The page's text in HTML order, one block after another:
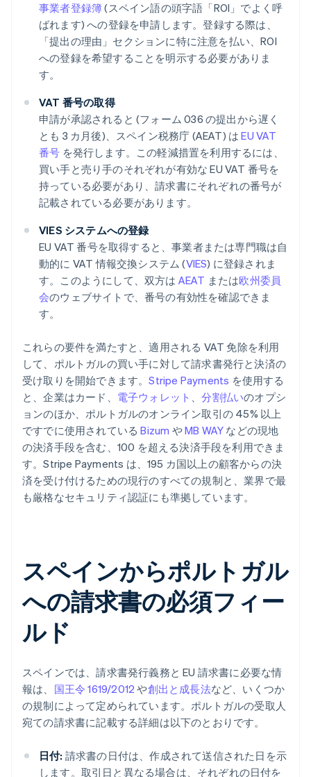
事業者登録簿(スペイン語の頭字語「ROI」でよく呼
ばれます) への登録を申請します。登録する際は、
「提出の理由」セクションに特に注意を払い、ROI
への登録を希望することを明示する必要がありま
す。
VAT 番号の取得
申請が承認されると (フォーム 036 の提出から遅く
とも 3 カ月後)、スペイン税務庁 (AEAT) はEU VAT
番号 を発行します。この軽減措置を利用するには、
買い手と売り手のそれぞれが有効な EU VAT 番号を
持っている必要があり、請求書にそれぞれの番号が
記載されている必要があります。
VIES システムへの登録
EU VAT 番号を取得すると、事業者または専門職は自
動的に VAT 情報交換システム (VIES) に登録されま
す。このようにして、双方は AEAT または欧州委員
会のウェブサイトで、番号の有効性を確認できま
す。
これらの要件を満たすと、適用される VAT 免除を利用
して、ポルトガルの買い手に対して請求書発行と決済の
受け取りを開始できます。Stripe Payments を使用する
と、企業はカード、 電子ウォレット 、分割払いのオプシ
ョンのほか、ポルトガルのオンライン取引の 45% 以上
ですでに使用されているBizum やMB WAY などの現地
の決済手段を含む、100 を超える決済手段を利用できま
す。Stripe Payments は、195 カ国以上の顧客からの決
済を受け付けるための現行のすべての規制と、業界で最
も厳格なセキュリティ認証にも準拠しています。
スペインからポルトガル
への請求書の必須フィー
ルド
スペインでは、請求書発行義務と EU 請求書に必要な情
報は、 国王令 1619/2012 や創出と成長法など、いくつか
の規制によって定められています。ポルトガルの受取人
宛ての請求書に記載する詳細は以下のとおりです。
日付: 請求書の日付は、作成されて送信された日を示
します。取引日と異なる場合は、それぞれの日付を